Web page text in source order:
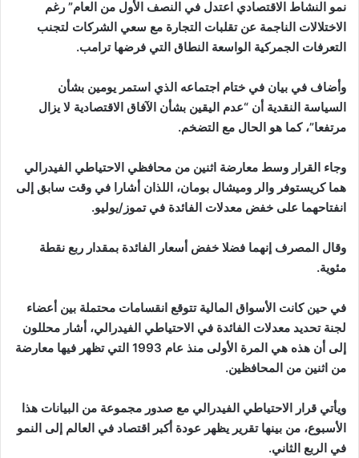
نمو النشاط الاقتصادي اعتدل في النصف الأول من العام” رغم
الاختلالات الناجمة عن تقلبات التجارة مع سعي الشركات لتجنب
التعرفات الجمركية الواسعة النطاق التي فرضها ترامب.
وأضاف في بيان في ختام اجتماعه الذي استمر يومين بشأن
السياسة النقدية أن “عدم اليقين بشأن الآفاق الاقتصادية لا يزال
مرتفعا”، كما هو الحال مع التضخم.
وجاء القرار وسط معارضة اثنين من محافظي الاحتياطي الفيدرالي
هما كريستوفر والر وميشال بومان، اللذان أشارا في وقت سابق إلى
انفتاحهما على خفض معدلات الفائدة في تموز/يوليو.
وقال المصرف إنهما فضلا خفض أسعار الفائدة بمقدار ربع نقطة
مئوية.
في حين كانت الأسواق المالية تتوقع انقسامات محتملة بين أعضاء
لجنة تحديد معدلات الفائدة في الاحتياطي الفيدرالي، أشار محللون
إلى أن هذه هي المرة الأولى منذ عام 1993 التي تظهر فيها معارضة
من اثنين من المحافظين.
ويأتي قرار الاحتياطي الفيدرالي مع صدور مجموعة من البيانات هذا
الأسبوع، من بينها تقرير يظهر عودة أكبر اقتصاد في العالم إلى النمو
في الربع الثاني.